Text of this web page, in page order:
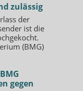
zulässig
der
ist die
(BMG)
gegen